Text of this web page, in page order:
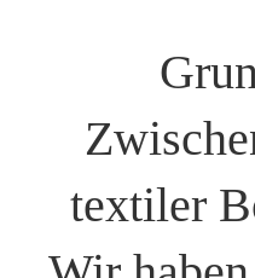
textiler